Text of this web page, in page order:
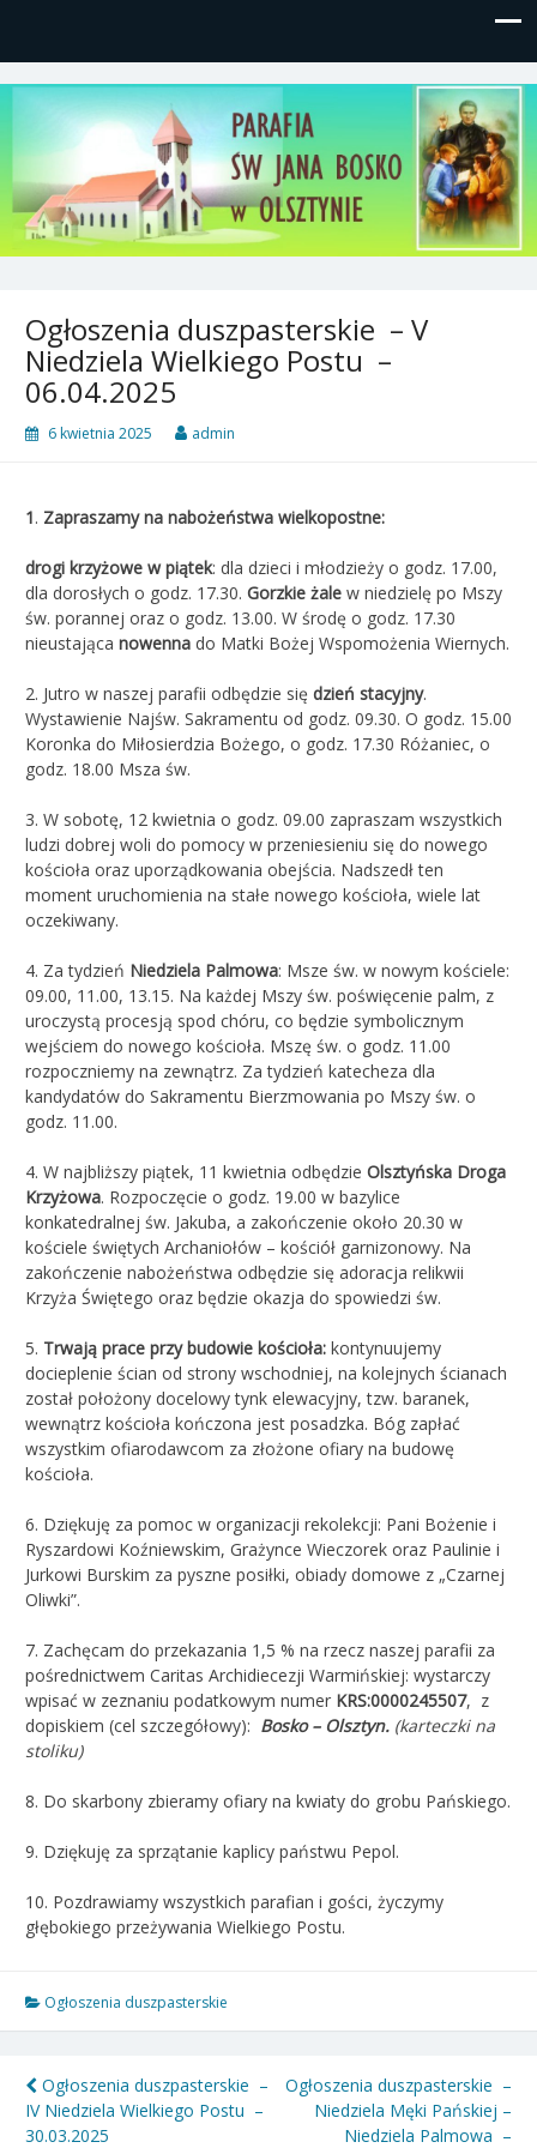
Parafia św, Jana Bosko w
Olsztynie
Gutkowo, ul. Żółkiewskiego 1
Ogłoszenia duszpasterskie – V
Niedziela Wielkiego Postu –
06.04.2025
6 kwietnia 2025 admin
1. Zapraszamy na nabożeństwa wielkopostne:
drogi krzyżowe w piątek: dla dzieci i młodzieży o godz. 17.00,
dla dorosłych o godz. 17.30. Gorzkie żale w niedzielę po Mszy
św. porannej oraz o godz. 13.00. W środę o godz. 17.30
nieustająca nowenna do Matki Bożej Wspomożenia Wiernych.
2. Jutro w naszej parafii odbędzie się dzień stacyjny.
Wystawienie Najśw. Sakramentu od godz. 09.30. O godz. 15.00
Koronka do Miłosierdzia Bożego, o godz. 17.30 Różaniec, o
godz. 18.00 Msza św.
3. W sobotę, 12 kwietnia o godz. 09.00 zapraszam wszystkich
ludzi dobrej woli do pomocy w przeniesieniu się do nowego
kościoła oraz uporządkowania obejścia. Nadszedł ten
moment uruchomienia na stałe nowego kościoła, wiele lat
oczekiwany.
4. Za tydzień Niedziela Palmowa: Msze św. w nowym kościele:
09.00, 11.00, 13.15. Na każdej Mszy św. poświęcenie palm, z
uroczystą procesją spod chóru, co będzie symbolicznym
wejściem do nowego kościoła. Mszę św. o godz. 11.00
rozpoczniemy na zewnątrz. Za tydzień katecheza dla
kandydatów do Sakramentu Bierzmowania po Mszy św. o
godz. 11.00.
4. W najbliższy piątek, 11 kwietnia odbędzie Olsztyńska Droga
Krzyżowa. Rozpoczęcie o godz. 19.00 w bazylice
konkatedralnej św. Jakuba, a zakończenie około 20.30 w
kościele świętych Archaniołów – kościół garnizonowy. Na
zakończenie nabożeństwa odbędzie się adoracja relikwii
Krzyża Świętego oraz będzie okazja do spowiedzi św.
5. Trwają prace przy budowie kościoła: kontynuujemy
docieplenie ścian od strony wschodniej, na kolejnych ścianach
został położony docelowy tynk elewacyjny, tzw. baranek,
wewnątrz kościoła kończona jest posadzka. Bóg zapłać
wszystkim ofiarodawcom za złożone ofiary na budowę
kościoła.
6. Dziękuję za pomoc w organizacji rekolekcji: Pani Bożenie i
Ryszardowi Koźniewskim, Grażynce Wieczorek oraz Paulinie i
Jurkowi Burskim za pyszne posiłki, obiady domowe z „Czarnej
Oliwki”.
7. Zachęcam do przekazania 1,5 % na rzecz naszej parafii za
pośrednictwem Caritas Archidiecezji Warmińskiej: wystarczy
wpisać w zeznaniu podatkowym numer KRS:0000245507, z
dopiskiem (cel szczegółowy): Bosko – Olsztyn. (karteczki na
stoliku)
8. Do skarbony zbieramy ofiary na kwiaty do grobu Pańskiego.
9. Dziękuję za sprzątanie kaplicy państwu Pepol.
10. Pozdrawiamy wszystkich parafian i gości, życzymy
głębokiego przeżywania Wielkiego Postu.
Ogłoszenia duszpasterskie
Nawigacja
wpisu
Ogłoszenia duszpasterskie –
IV Niedziela Wielkiego Postu –
30.03.2025
Ogłoszenia duszpasterskie –
Niedziela Męki Pańskiej –
Niedziela Palmowa –